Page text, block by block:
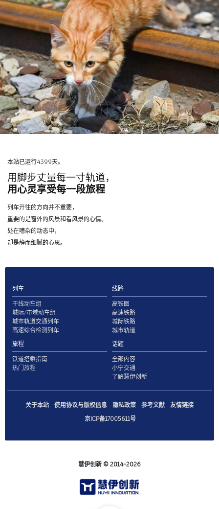
本站已运行4399天。
用脚步丈量每一寸轨道，
用心灵享受每一段旅程
列车开往的方向并不重要，
重要的是窗外的风景和看风景的心情。
处在嘈杂的动态中，
却是静而细腻的心思。
列车
干线动车组
城际/市域动车组
城市轨道交通列车
高速综合检测列车
线路
高铁图
高速铁路
城际铁路
城市轨道
旅程
铁道搭乘指南
热门旅程
话题
全部内容
小宁交通
了解慧伊创新
关于本站 使用协议与版权信息 隐私政策 参考文献
友情链接
京ICP备17005611号
慧伊创新 © 2014-2026